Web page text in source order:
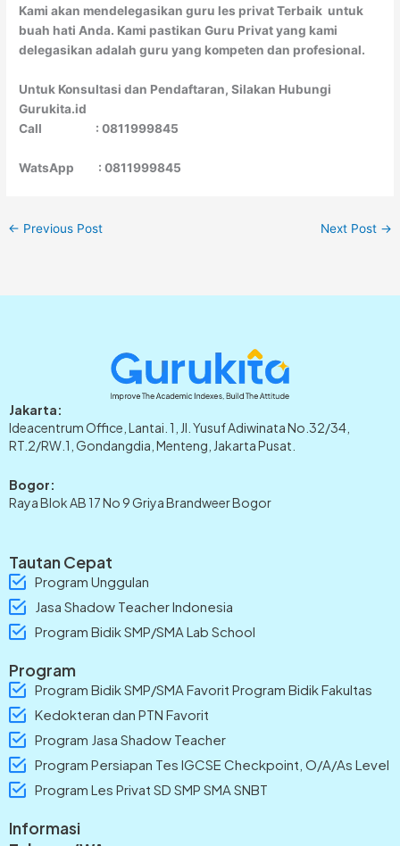
Kami akan mendelegasikan guru les privat Terbaik untuk
buah hati Anda. Kami pastikan Guru Privat yang kami
delegasikan adalah guru yang kompeten dan profesional.
Untuk Konsultasi dan Pendaftaran, Silakan Hubungi
Gurukita.id
Call : 0811999845
WatsApp : 0811999845
← Previous Post Next Post →
Jakarta:
Ideacentrum Office, Lantai. 1, Jl. Yusuf Adiwinata No.32/34,
RT.2/RW.1, Gondangdia, Menteng, Jakarta Pusat.
Bogor:
Raya Blok AB 17 No 9 Griya Brandweer Bogor
Tautan Cepat
Program Unggulan
Jasa Shadow Teacher Indonesia
Program Bidik SMP/SMA Lab School
Program
Program Bidik SMP/SMA Favorit Program Bidik Fakultas
Kedokteran dan PTN Favorit
Program Jasa Shadow Teacher
Program Persiapan Tes IGCSE Checkpoint, O/A/As Level
Program Les Privat SD SMP SMA SNBT
Informasi